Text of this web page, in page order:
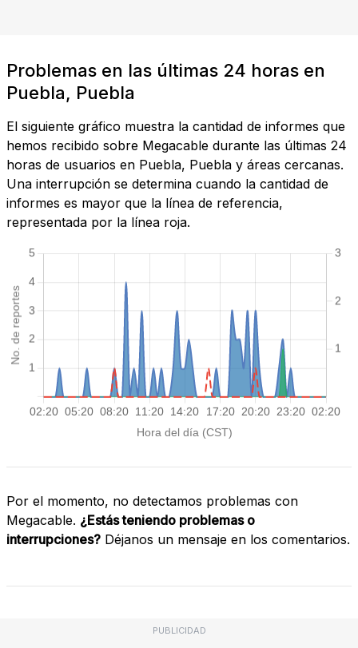
Problemas en las últimas 24 horas en
Puebla, Puebla
El siguiente gráfico muestra la cantidad de informes que
hemos recibido sobre Megacable durante las últimas 24
horas de usuarios en Puebla, Puebla y áreas cercanas.
Una interrupción se determina cuando la cantidad de
informes es mayor que la línea de referencia,
representada por la línea roja.
Por el momento, no detectamos problemas con
Megacable. ¿Estás teniendo problemas o
interrupciones? Déjanos un mensaje en los comentarios.
PUBLICIDAD